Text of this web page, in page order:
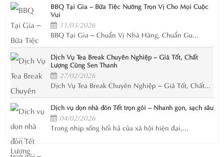
BBQ Tại Gia – Bữa Tiệc Nướng Trọn Vị Cho Mọi Cuộc
Vui
11/03/2026
BBQ Tại Gia – Chuẩn Vị Nhà Hàng, Chuẩn Gu...
Dịch Vụ Tea Break Chuyên Nghiệp – Giá Tốt, Chất
Lượng Cùng Sen Thanh
27/02/2026
Dịch Vụ Tea Break Chuyên Nghiệp – Giá Tốt, Chất...
Dịch vụ dọn nhà đón Tết trọn gói – Nhanh gọn, sạch sâu
04/02/2026
Trong nhịp sống hối hả của xã hội hiện đại,...